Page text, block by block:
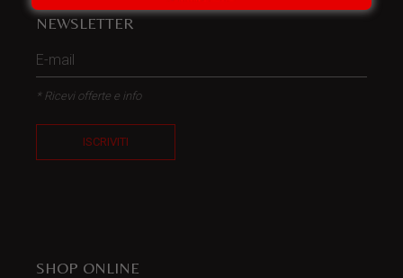
NEWSLETTER
* Ricevi offerte e info
ISCRIVITI
SHOP ONLINE